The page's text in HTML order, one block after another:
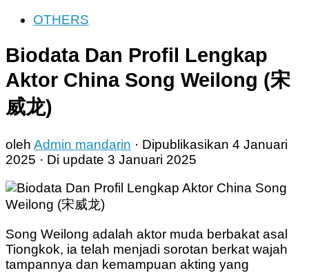
OTHERS
Biodata Dan Profil Lengkap
Aktor China Song Weilong (宋
威龙)
oleh Admin mandarin · Dipublikasikan 4 Januari
2025 · Di update 3 Januari 2025
Song Weilong adalah aktor muda berbakat asal
Tiongkok, ia telah menjadi sorotan berkat wajah
tampannya dan kemampuan akting yang